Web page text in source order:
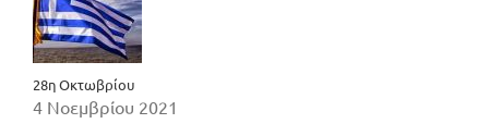
28η Οκτωβρίου
4 Νοεμβρίου 2021